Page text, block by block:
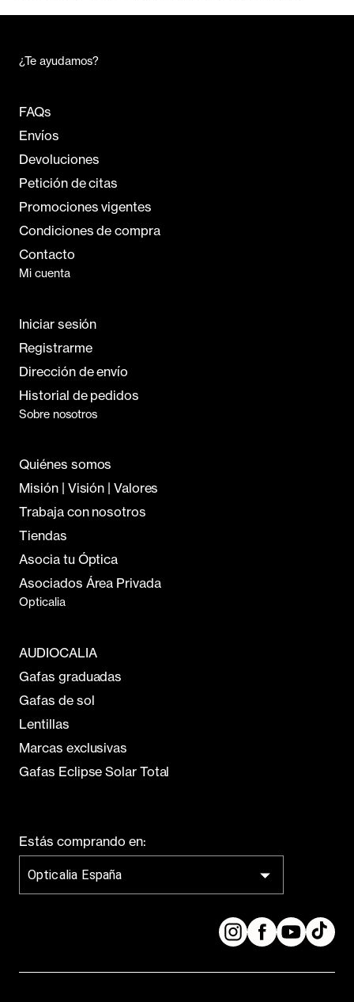
¿Te ayudamos?
FAQs
Envíos
Devoluciones
Petición de citas
Promociones vigentes
Condiciones de compra
Contacto
Mi cuenta
Iniciar sesión
Registrarme
Dirección de envío
Historial de pedidos
Sobre nosotros
Quiénes somos
Misión | Visión | Valores
Trabaja con nosotros
Tiendas
Asocia tu Óptica
Asociados Área Privada
Opticalia
AUDIOCALIA
Gafas graduadas
Gafas de sol
Lentillas
Marcas exclusivas
Gafas Eclipse Solar Total
Estás comprando en:
Opticalia España